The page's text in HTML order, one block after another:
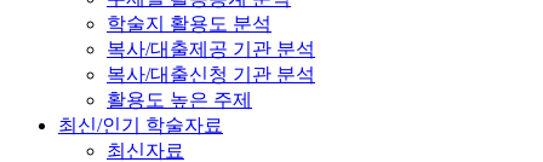
학술지 활용도 분석
복사/대출제공 기관 분석
복사/대출신청 기관 분석
활용도 높은 주제
최신/인기 학술자료
최신자료